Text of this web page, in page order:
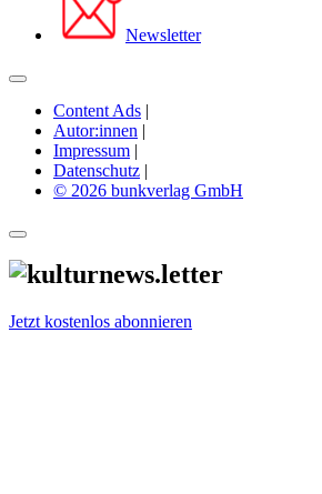
Newsletter
Content Ads |
Autor:innen |
Impressum |
Datenschutz |
© 2026 bunkverlag GmbH
Jetzt kostenlos abonnieren